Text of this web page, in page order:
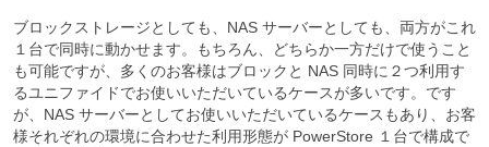
ブロックストレージとしても、NAS サーバーとしても、両方がこれ
１台で同時に動かせます。もちろん、どちらか一方だけで使うこと
も可能ですが、多くのお客様はブロックと NAS 同時に２つ利用す
るユニファイドでお使いいただいているケースが多いです。です
が、NAS サーバーとしてお使いいただいているケースもあり、お客
様それぞれの環境に合わせた利用形態が PowerStore １台で構成で